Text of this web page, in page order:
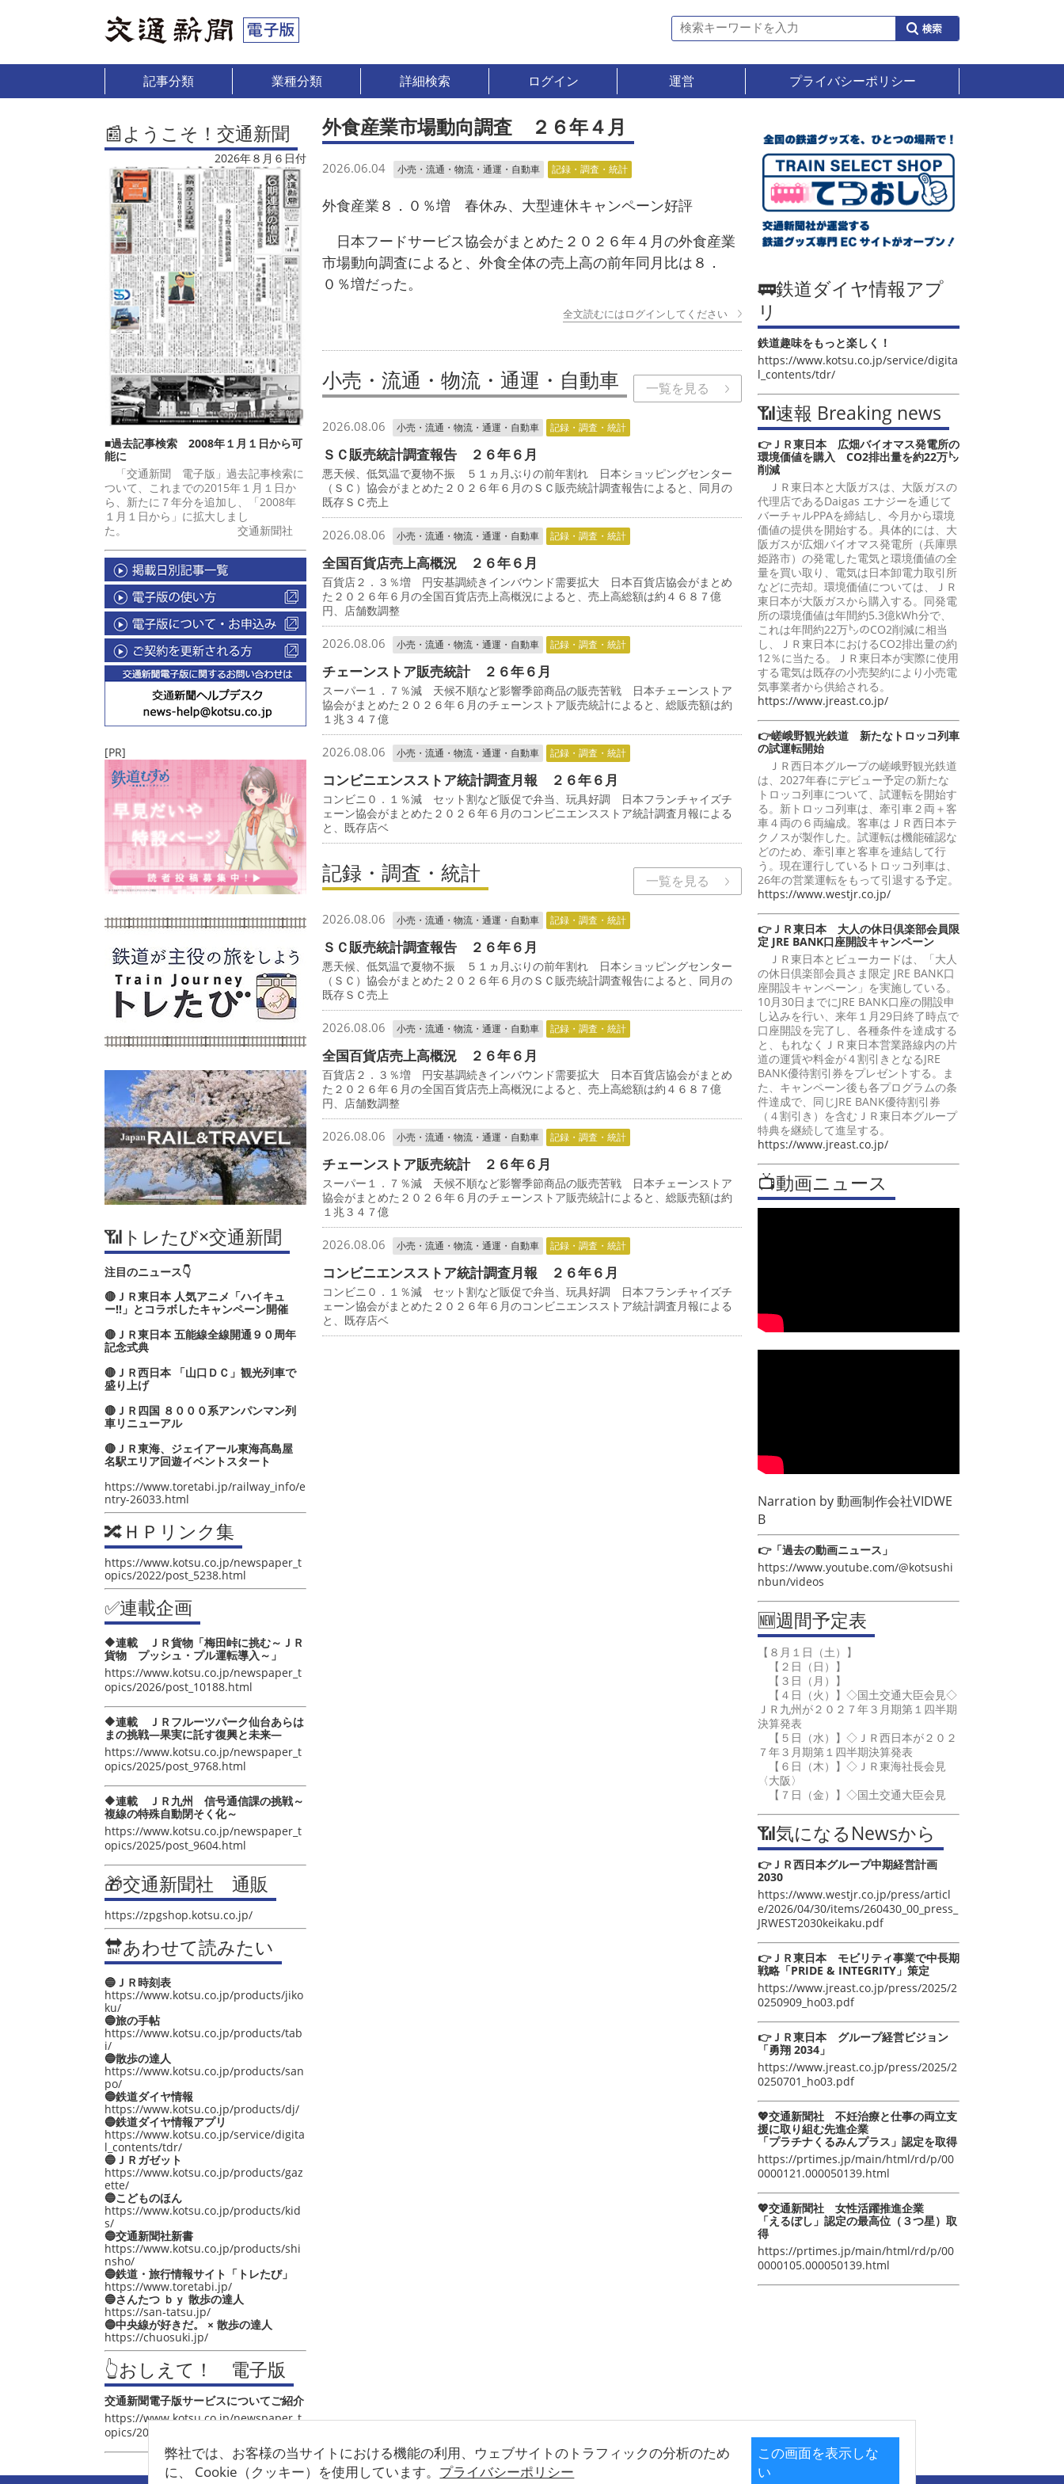
記事分類 業種分類 詳細検索 ログイン 運営 プライバシーポリシー
弊社では、お客様の当サイトにおける機能の利用、ウェブサイトのトラフィックの分析のため
に、 Cookie（クッキー）を使用しています。 プライバシーポリシー
この画面を表示しな
い
📰ようこそ！交通新聞
2026年８月６日付
■過去記事検索 2008年１月１日から可
能に
「交通新聞 電子版」過去記事検索に
ついて、これまでの2015年１月１日か
ら、新たに７年分を追加し、「2008年
１月１日から」に拡大しまし
た。 交通新聞社
[PR]
📶トレたび×交通新聞
注目のニュース👇
🔴ＪＲ東日本 人気アニメ「ハイキュ
ー‼」とコラボしたキャンペーン開催
🔴ＪＲ東日本 五能線全線開通９０周年
記念式典
🔴ＪＲ西日本 「山口ＤＣ」観光列車で
盛り上げ
🔴ＪＲ四国 ８０００系アンパンマン列
車リニューアル
🔴ＪＲ東海、ジェイアール東海髙島屋
名駅エリア回遊イベントスタート
https://www.toretabi.jp/railway_info/e
ntry-26033.html
🔀ＨＰリンク集
https://www.kotsu.co.jp/newspaper_t
opics/2022/post_5238.html
✅連載企画
🔶連載 ＪＲ貨物「梅田峠に挑む～ＪＲ
貨物 プッシュ・プル運転導入～」
https://www.kotsu.co.jp/newspaper_t
opics/2026/post_10188.html
🔶連載 ＪＲフルーツパーク仙台あらは
まの挑戦―果実に託す復興と未来―
https://www.kotsu.co.jp/newspaper_t
opics/2025/post_9768.html
🔶連載 ＪＲ九州 信号通信課の挑戦～
複線の特殊自動閉そく化～
https://www.kotsu.co.jp/newspaper_t
opics/2025/post_9604.html
🎁交通新聞社 通販
https://zpgshop.kotsu.co.jp/
🔛あわせて読みたい
🔵ＪＲ時刻表
https://www.kotsu.co.jp/products/jiko
ku/
🔵旅の手帖
https://www.kotsu.co.jp/products/tab
i/
🔵散歩の達人
https://www.kotsu.co.jp/products/san
po/
🔵鉄道ダイヤ情報
https://www.kotsu.co.jp/products/dj/
🔵鉄道ダイヤ情報アプリ
https://www.kotsu.co.jp/service/digita
l_contents/tdr/
🔵ＪＲガゼット
https://www.kotsu.co.jp/products/gaz
ette/
🔵こどものほん
https://www.kotsu.co.jp/products/kid
s/
🔵交通新聞社新書
https://www.kotsu.co.jp/products/shi
nsho/
🔵鉄道・旅行情報サイト「トレたび」
https://www.toretabi.jp/
🔵さんたつ ｂｙ 散歩の達人
https://san-tatsu.jp/
🔵中央線が好きだ。 × 散歩の達人
https://chuosuki.jp/
👆おしえて！ 電子版
交通新聞電子版サービスについてご紹介
https://www.kotsu.co.jp/newspaper_t
opics/2021/post_4048.html
外食産業市場動向調査 ２６年４月
2026.06.04 小売・流通・物流・通運・自動車 記録・調査・統計
外食産業８．０％増 春休み、大型連休キャンペーン好評
日本フードサービス協会がまとめた２０２６年４月の外食産業
市場動向調査によると、外食全体の売上高の前年同月比は８．
０％増だった。
全文読むにはログインしてください
小売・流通・物流・通運・自動車 一覧を見る
2026.08.06 小売・流通・物流・通運・自動車 記録・調査・統計
ＳＣ販売統計調査報告 ２６年６月
悪天候、低気温で夏物不振 ５１ヵ月ぶりの前年割れ 日本ショッピングセンター
（ＳＣ）協会がまとめた２０２６年６月のＳＣ販売統計調査報告によると、同月の
既存ＳＣ売上
2026.08.06 小売・流通・物流・通運・自動車 記録・調査・統計
全国百貨店売上高概況 ２６年６月
百貨店２．３％増 円安基調続きインバウンド需要拡大 日本百貨店協会がまとめ
た２０２６年６月の全国百貨店売上高概況によると、売上高総額は約４６８７億
円、店舗数調整
2026.08.06 小売・流通・物流・通運・自動車 記録・調査・統計
チェーンストア販売統計 ２６年６月
スーパー１．７％減 天候不順など影響季節商品の販売苦戦 日本チェーンストア
協会がまとめた２０２６年６月のチェーンストア販売統計によると、総販売額は約
１兆３４７億
2026.08.06 小売・流通・物流・通運・自動車 記録・調査・統計
コンビニエンスストア統計調査月報 ２６年６月
コンビニ０．１％減 セット割など販促で弁当、玩具好調 日本フランチャイズチ
ェーン協会がまとめた２０２６年６月のコンビニエンスストア統計調査月報による
と、既存店ベ
記録・調査・統計 一覧を見る
2026.08.06 小売・流通・物流・通運・自動車 記録・調査・統計
ＳＣ販売統計調査報告 ２６年６月
悪天候、低気温で夏物不振 ５１ヵ月ぶりの前年割れ 日本ショッピングセンター
（ＳＣ）協会がまとめた２０２６年６月のＳＣ販売統計調査報告によると、同月の
既存ＳＣ売上
2026.08.06 小売・流通・物流・通運・自動車 記録・調査・統計
全国百貨店売上高概況 ２６年６月
百貨店２．３％増 円安基調続きインバウンド需要拡大 日本百貨店協会がまとめ
た２０２６年６月の全国百貨店売上高概況によると、売上高総額は約４６８７億
円、店舗数調整
2026.08.06 小売・流通・物流・通運・自動車 記録・調査・統計
チェーンストア販売統計 ２６年６月
スーパー１．７％減 天候不順など影響季節商品の販売苦戦 日本チェーンストア
協会がまとめた２０２６年６月のチェーンストア販売統計によると、総販売額は約
１兆３４７億
2026.08.06 小売・流通・物流・通運・自動車 記録・調査・統計
コンビニエンスストア統計調査月報 ２６年６月
コンビニ０．１％減 セット割など販促で弁当、玩具好調 日本フランチャイズチ
ェーン協会がまとめた２０２６年６月のコンビニエンスストア統計調査月報による
と、既存店ベ
🚃鉄道ダイヤ情報アプ
リ
鉄道趣味をもっと楽しく！
https://www.kotsu.co.jp/service/digita
l_contents/tdr/
📶速報 Breaking news
👉ＪＲ東日本 広畑バイオマス発電所の
環境価値を購入 CO2排出量を約22万㌧
削減
ＪＲ東日本と大阪ガスは、大阪ガスの
代理店であるDaigas エナジーを通じて
バーチャルPPAを締結し、今月から環境
価値の提供を開始する。具体的には、大
阪ガスが広畑バイオマス発電所（兵庫県
姫路市）の発電した電気と環境価値の全
量を買い取り、電気は日本卸電力取引所
などに売却。環境価値については、ＪＲ
東日本が大阪ガスから購入する。同発電
所の環境価値は年間約5.3億kWh分で、
これは年間約22万㌧のCO2削減に相当
し、ＪＲ東日本におけるCO2排出量の約
12％に当たる。ＪＲ東日本が実際に使用
する電気は既存の小売契約により小売電
気事業者から供給される。
https://www.jreast.co.jp/
👉嵯峨野観光鉄道 新たなトロッコ列車
の試運転開始
ＪＲ西日本グループの嵯峨野観光鉄道
は、2027年春にデビュー予定の新たな
トロッコ列車について、試運転を開始す
る。新トロッコ列車は、牽引車２両＋客
車４両の６両編成。客車はＪＲ西日本テ
クノスが製作した。試運転は機能確認な
どのため、牽引車と客車を連結して行
う。現在運行しているトロッコ列車は、
26年の営業運転をもって引退する予定。
https://www.westjr.co.jp/
👉ＪＲ東日本 大人の休日倶楽部会員限
定 JRE BANK口座開設キャンペーン
ＪＲ東日本とビューカードは、「大人
の休日倶楽部会員さま限定 JRE BANK口
座開設キャンペーン」を実施している。
10月30日までにJRE BANK口座の開設申
し込みを行い、来年１月29日終了時点で
口座開設を完了し、各種条件を達成する
と、もれなくＪＲ東日本営業路線内の片
道の運賃や料金が４割引きとなるJRE
BANK優待割引券をプレゼントする。ま
た、キャンペーン後も各プログラムの条
件達成で、同じJRE BANK優待割引券
（４割引き）を含むＪＲ東日本グループ
特典を継続して進呈する。
https://www.jreast.co.jp/
📺動画ニュース
Narration by動画制作会社VIDWE
B
👉「過去の動画ニュース」
https://www.youtube.com/@kotsushi
nbun/videos
🆕週間予定表
【８月１日（土）】
【２日（日）】
【３日（月）】
【４日（火）】◇国土交通大臣会見◇
ＪＲ九州が２０２７年３月期第１四半期
決算発表
【５日（水）】◇ＪＲ西日本が２０２
７年３月期第１四半期決算発表
【６日（木）】◇ＪＲ東海社長会見
〈大阪〉
【７日（金）】◇国土交通大臣会見
📶気になるNewsから
👉ＪＲ西日本グループ中期経営計画
2030
https://www.westjr.co.jp/press/articl
e/2026/04/30/items/260430_00_press_
JRWEST2030keikaku.pdf
👉ＪＲ東日本 モビリティ事業で中長期
戦略「PRIDE & INTEGRITY」策定
https://www.jreast.co.jp/press/2025/2
0250909_ho03.pdf
👉ＪＲ東日本 グループ経営ビジョン
「勇翔 2034」
https://www.jreast.co.jp/press/2025/2
0250701_ho03.pdf
💖交通新聞社 不妊治療と仕事の両立支
援に取り組む先進企業
「プラチナくるみんプラス」認定を取得
https://prtimes.jp/main/html/rd/p/00
0000121.000050139.html
💖交通新聞社 女性活躍推進企業
「えるぼし」認定の最高位（３つ星）取
得
https://prtimes.jp/main/html/rd/p/00
0000105.000050139.html